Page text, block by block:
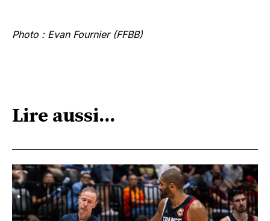
Photo : Evan Fournier (FFBB)
Lire aussi...